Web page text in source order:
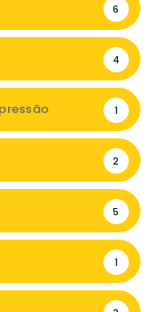
6
4
1
2
5
1